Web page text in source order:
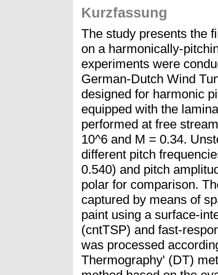
Kurzfassung
The study presents the
on a harmonically-
experiments were
German-Dutch Wind
designed for harmonic
equipped with the
performed at free
10^6 and M = 0.34.
different pitch
0.540) and pitch
polar for comparison.
captured by means of
paint using a surface-
(cntTSP) and fast-
was processed
Thermography' (DT)